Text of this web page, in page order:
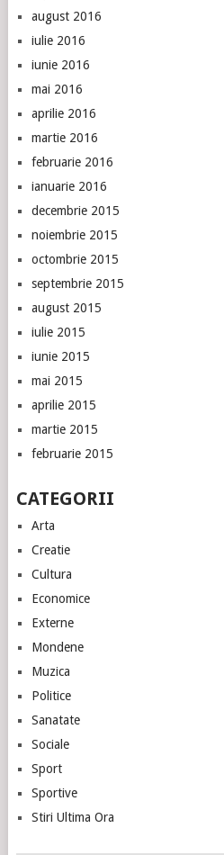
august 2016
iulie 2016
iunie 2016
mai 2016
aprilie 2016
martie 2016
februarie 2016
ianuarie 2016
decembrie 2015
noiembrie 2015
octombrie 2015
septembrie 2015
august 2015
iulie 2015
iunie 2015
mai 2015
aprilie 2015
martie 2015
februarie 2015
CATEGORII
Arta
Creatie
Cultura
Economice
Externe
Mondene
Muzica
Politice
Sanatate
Sociale
Sport
Sportive
Stiri Ultima Ora